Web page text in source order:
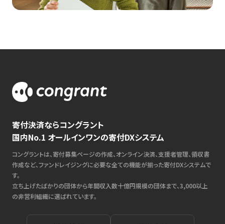
寄付決済ならコングラント
国内No.1 オールインワンの寄付DXシステム
コングラントは、寄付募集ページの作成、オンライン決済、支援者管理、領収書
作成など、ファンドレイジングに必要な全ての機能が揃った寄付DXシステムで
す。
立ち上げたばかりの団体から年間収入数十億円規模の団体まで、3,000以上
の非営利組織に選ばれています。